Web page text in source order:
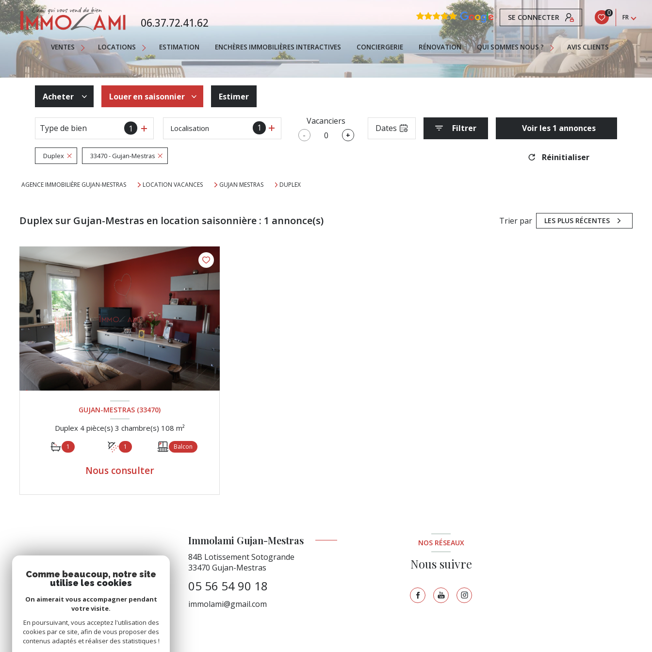
06.37.72.41.62 SE CONNECTER 0
FR
VENTES
MAISONS
APPARTEMENTS
TERRAINS
PROPRIÉTÉS
IMMOBILIER PROFESSIONNEL
LOCATIONS
Saisonnière
Annuelle
Immobilier Professionnel
ESTIMATION ENCHÈRES IMMOBILIÈRES INTERACTIVES CONCIERGERIE RÉNOVATION QUI SOMMES NOUS ?
Nos Services
Recrutement
La Franchise
Actualités
Guide De L'acheteur
AVIS CLIENTS
Acheter
De l'ancien
Loueren saisonnier
à l'année
Estimer
Type de bien 1 1
Localisation
Vacanciers
- +
Dates Filtrer Voir les 1 annonces
Duplex 33470 - Gujan-Mestras Réinitialiser
AGENCE IMMOBILIÈRE GUJAN-MESTRAS LOCATION VACANCES GUJAN MESTRAS DUPLEX
Duplex sur Gujan-Mestras en location saisonnière : 1 annonce(s) Trier par LES PLUS RÉCENTES
GUJAN-MESTRAS (33470)
Duplex 4 pièce(s) 3 chambre(s) 108 m²
1 1 Balcon
Nous consulter
VOIR LE BIEN
Immolami Gujan-Mestras
84B Lotissement Sotogrande
33470 Gujan-Mestras
05 56 54 90 18
immolami@gmail.com
NOS RÉSEAUX
Nous suivre
Comme beaucoup, notre site
utilise les cookies
On aimerait vous accompagner pendant
votre visite.
En poursuivant, vous acceptez l'utilisation des
cookies par ce site, afin de vous proposer des
contenus adaptés et réaliser des statistiques !